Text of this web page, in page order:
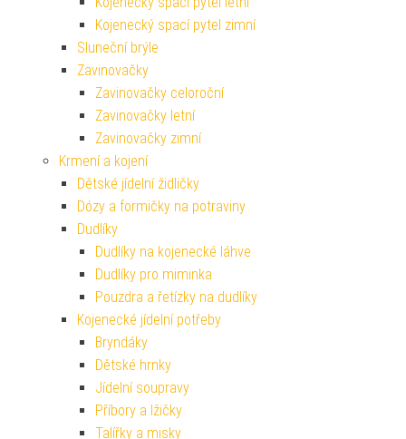
Kojenecký spací pytel zimní
Sluneční brýle
Zavinovačky
Zavinovačky celoroční
Zavinovačky letní
Zavinovačky zimní
Krmení a kojení
Dětské jídelní židličky
Dózy a formičky na potraviny
Dudlíky
Dudlíky na kojenecké láhve
Dudlíky pro miminka
Pouzdra a řetízky na dudlíky
Kojenecké jídelní potřeby
Bryndáky
Dětské hrnky
Jídelní soupravy
Příbory a lžičky
Talířky a misky